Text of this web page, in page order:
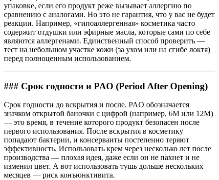
упаковке, если его продукт реже вызывает аллергию по
сравнению с аналогами. Но это не гарантия, что у вас не будет
реакции. Например, «гипоаллергенная» косметика часто
содержит отдушки или эфирные масла, которые сами по себе
являются аллергенами. Единственный способ проверить —
тест на небольшом участке кожи (за ухом или на сгибе локтя)
перед полноценным использованием.
### Срок годности и PAO (Period After Opening)
Срок годности до вскрытия и после. PAO обозначается
значком открытой баночки с цифрой (например, 6M или 12M)
— это время, в течение которого продукт безопасен после
первого использования. После вскрытия в косметику
попадают бактерии, и консерванты постепенно теряют
эффективность. Использовать крем через несколько лет после
производства — плохая идея, даже если он не пахнет и не
изменил цвет. А вот использовать тушь дольше нескольких
месяцев — риск конъюнктивита.